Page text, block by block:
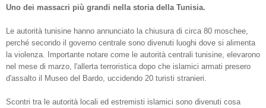
Uno dei massacri più grandi nella storia della Tunisia.
Le autorità tunisine hanno annunciato la chiusura di circa 80 moschee,
perché secondo il governo centrale sono divenuti luoghi dove si alimenta
la violenza. Importante notare come le autorità centrali tunisine, elevarono
nel mese di marzo, l'allerta terroristica dopo che islamici armati presero
d'assalto il Museo del Bardo, uccidendo 20 turisti stranieri.
Scontri tra le autorità locali ed estremisti islamici sono divenuti cosa